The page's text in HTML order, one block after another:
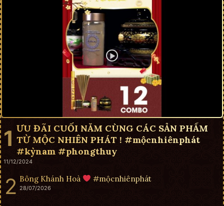
ƯU ĐÃI CUỐI NĂM CÙNG CÁC SẢN PHẨM
TỪ MỘC NHIÊN PHÁT ! #mộcnhiênphát
#kỳnam #phongthuy
11/12/2024
Bông Khánh Hoà #mộcnhiênphát
28/07/2026